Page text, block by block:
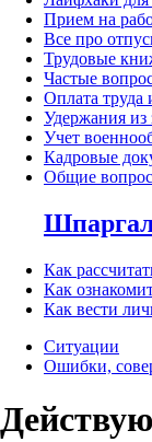
Прием на
Все про
Трудовые
Частые
Оплата
Удержания из
Учет
Кадровые
Общие
Как
Как
Как вести
Ситуации
Ошибки,